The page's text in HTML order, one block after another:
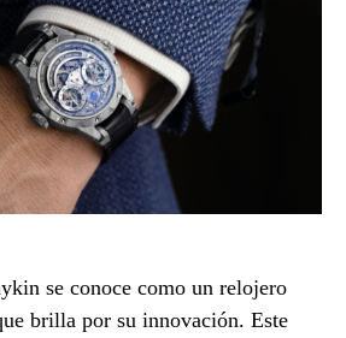
se conoce como un relojero
brilla por su innovación. Este